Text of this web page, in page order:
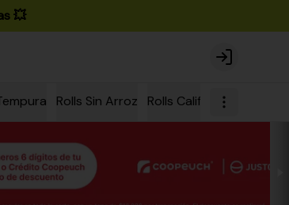
💥
Login
Rolls Sin Arroz Rolls California